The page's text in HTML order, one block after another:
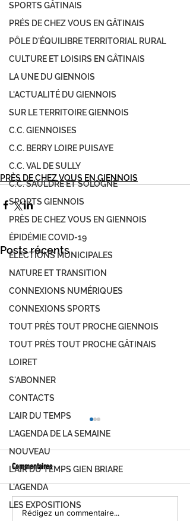
SPORTS GÂTINAIS
PRÉS DE CHEZ VOUS EN GÂTINAIS
PÔLE D'ÉQUILIBRE TERRITORIAL RURAL
CULTURE ET LOISIRS EN GÂTINAIS
LA UNE DU GIENNOIS
L'ACTUALITÉ DU GIENNOIS
SUR LE TERRITOIRE GIENNOIS
C.C. GIENNOISES
C.C. BERRY LOIRE PUISAYE
C.C. VAL DE SULLY
C.C. SAULDRE ET SOLOGNE
SPORTS GIENNOIS
PRÈS DE CHEZ VOUS EN GIENNOIS
ÉPIDÉMIE COVID-19
ÉLECTIONS MUNICIPALES
NATURE ET TRANSITION
CONNEXIONS NUMÉRIQUES
CONNEXIONS SPORTS
TOUT PRÈS TOUT PROCHE GIENNOIS
TOUT PRÈS TOUT PROCHE GÂTINAIS
LOIRET
S'ABONNER
CONTACTS
L'AIR DU TEMPS
L'AGENDA DE LA SEMAINE
NOUVEAU
L'AIR DU TEMPS GIEN BRIARE
L'AGENDA
LES EXPOSITIONS
PRÈS DE CHEZ VOUS EN GIENNOIS
Posts récents
Partenariat sportif - HMP Groupe à
Commentaires
Rédigez un commentaire...